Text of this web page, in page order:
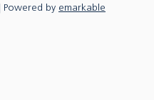
| Powered by emarkable